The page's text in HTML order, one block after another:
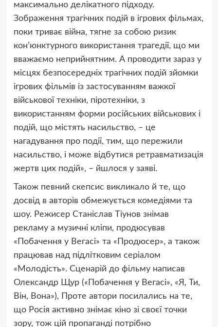
максимально делікатного підходу.
Зображення трагічних подій в ігрових фільмах,
поки триває війна, тягне за собою ризик
кон’юнктурного використання трагедії, що ми
вважаємо неприйнятним. А проводити зараз у
місцях безпосередніх трагічних подій зйомки
ігрових фільмів із застосуванням важкої
військової техніки, піротехніки, з
використанням форми російських військових і
подій, що містять насильство, – це
нагадування про події, тим, що пережили
насильство, і може відбутися ретравматизація
жертв цих подій», – йшлося у заяві.
Також певний скепсис викликало й те, що
досвід в авторів обмежується комедіями та
шоу. Режисер Станіслав Тіунов знімав
рекламу а музичні кліпи, продюсував
«Побачення у Вегасі» та «Продюсер», а також
працював над підлітковим серіалом
«Молодість». Сценарій до фільму написав
Олександр Щур («Побачення у Вегасі», «Я, Ти,
Він, Вона»), Проте автори посилались на те,
що Росія активно знімає кіно зі своєї точки
зору, тож цій пропаганді потрібно